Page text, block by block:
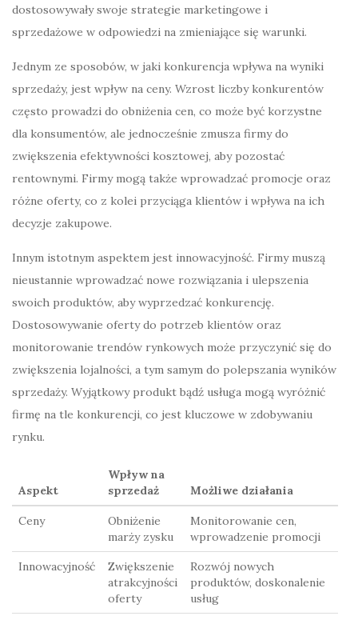
dostosowywały swoje strategie marketingowe i
sprzedażowe w odpowiedzi na zmieniające się warunki.
Jednym ze sposobów, w jaki konkurencja wpływa na wyniki
sprzedaży, jest wpływ na ceny. Wzrost liczby konkurentów
często prowadzi do obniżenia cen, co może być korzystne
dla konsumentów, ale jednocześnie zmusza firmy do
zwiększenia efektywności kosztowej, aby pozostać
rentownymi. Firmy mogą także wprowadzać promocje oraz
różne oferty, co z kolei przyciąga klientów i wpływa na ich
decyzje zakupowe.
Innym istotnym aspektem jest innowacyjność. Firmy muszą
nieustannie wprowadzać nowe rozwiązania i ulepszenia
swoich produktów, aby wyprzedzać konkurencję.
Dostosowywanie oferty do potrzeb klientów oraz
monitorowanie trendów rynkowych może przyczynić się do
zwiększenia lojalności, a tym samym do polepszania wyników
sprzedaży. Wyjątkowy produkt bądź usługa mogą wyróżnić
firmę na tle konkurencji, co jest kluczowe w zdobywaniu
rynku.
Aspekt
Wpływ na
sprzedaż
Możliwe działania
Ceny
Obniżenie
marży zysku
Monitorowanie cen,
wprowadzenie promocji
Innowacyjność
Zwiększenie
atrakcyjności
oferty
Rozwój nowych
produktów, doskonalenie
usług